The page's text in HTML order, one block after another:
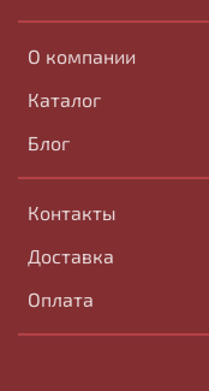
О компании
Каталог
Блог
Контакты
Доставка
Оплата